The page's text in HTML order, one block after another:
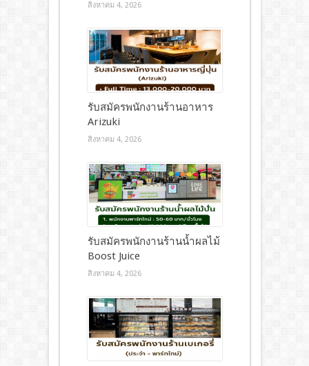
สิงหาคม 4, 2026
รับสมัครพนักงานร้านอาหาร
Arizuki
สิงหาคม 4, 2026
รับสมัครพนักงานร้านน้ำผลไม้
Boost Juice
สิงหาคม 4, 2026